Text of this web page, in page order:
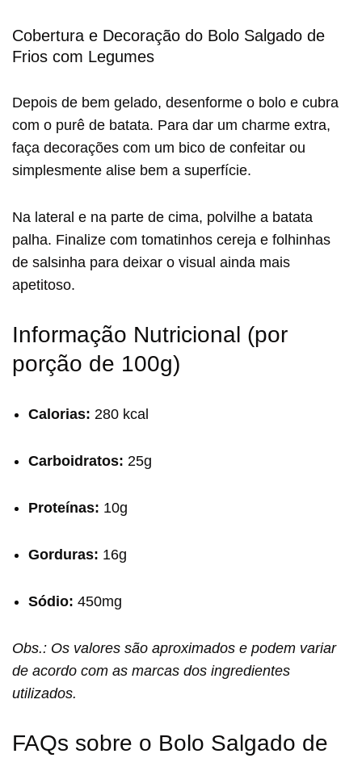
Cobertura e Decoração do Bolo Salgado de
Frios com Legumes
Depois de bem gelado, desenforme o bolo e cubra
com o purê de batata. Para dar um charme extra,
faça decorações com um bico de confeitar ou
simplesmente alise bem a superfície.
Na lateral e na parte de cima, polvilhe a batata
palha. Finalize com tomatinhos cereja e folhinhas
de salsinha para deixar o visual ainda mais
apetitoso.
Informação Nutricional (por
porção de 100g)
Calorias: 280 kcal
Carboidratos: 25g
Proteínas: 10g
Gorduras: 16g
Sódio: 450mg
Obs.: Os valores são aproximados e podem variar
de acordo com as marcas dos ingredientes
utilizados.
FAQs sobre o Bolo Salgado de